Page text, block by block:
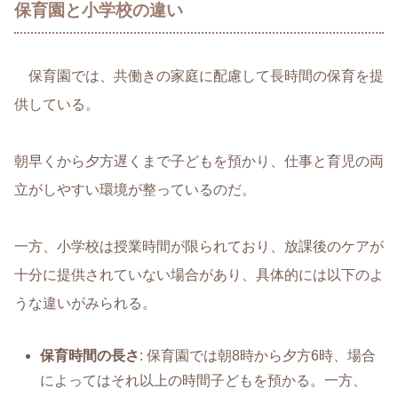
保育園と小学校の違い
保育園では、共働きの家庭に配慮して長時間の保育を提
供している。
朝早くから夕方遅くまで子どもを預かり、仕事と育児の両
立がしやすい環境が整っているのだ。
一方、小学校は授業時間が限られており、放課後のケアが
十分に提供されていない場合があり、具体的には以下のよ
うな違いがみられる。
保育時間の長さ: 保育園では朝8時から夕方6時、場合
によってはそれ以上の時間子どもを預かる。一方、